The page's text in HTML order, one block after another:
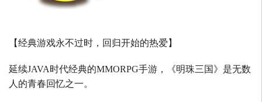
【经典游戏永不过时，回归开始的热爱】
延续JAVA时代经典的MMORPG手游，《明珠三国》是无数
人的青春回忆之一。